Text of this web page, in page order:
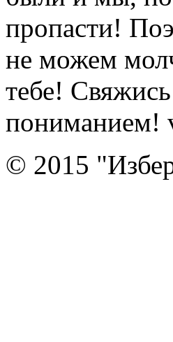
пропасти!
не можем
тебе!
пониманием!
© 2015